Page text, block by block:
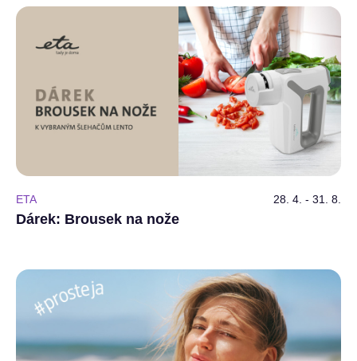
ETA 28. 4. - 31. 8.
Dárek: Brousek na nože